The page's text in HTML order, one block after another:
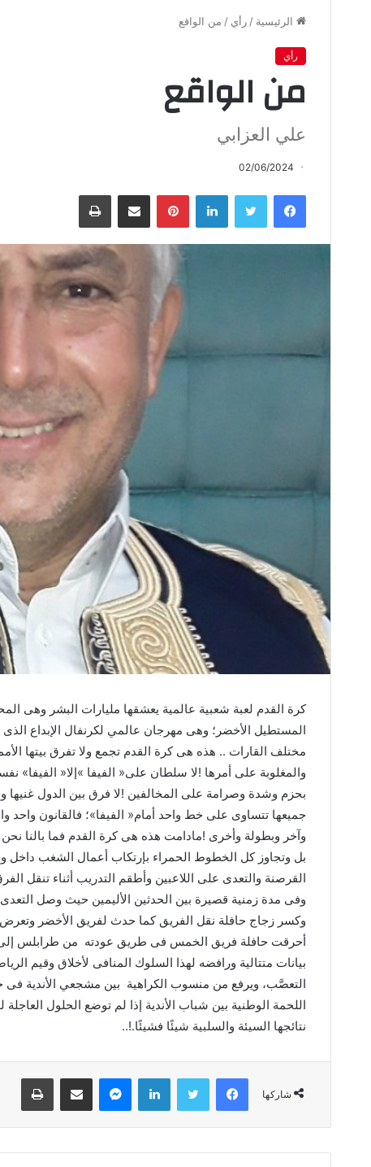
الرئيسية / رأي / من الواقع
رأي
من الواقع
علي العزابي
02/06/2024
فيسبوك تويتر لينكدإن بينتيريست مشاركة عبر البريد طباعة
‬أحرقت‭ ‬حافلة‭ ‬فريق‭ ‬الخمس‭ ‬فى‭ ‬طريق‭ ‬عودته‭
‬التعصَّب،‭ ‬ويرفع‭ ‬من‭ ‬منسوب‭ ‬الكراهية‭
‬نتائجها‭ ‬السيئة‭ ‬والسلبية‭ ‬شيئًا‭ ‬فشيئًا‭..!.‬
شاركها
فيسبوك تويتر لينكدإن ماسنجر مشاركة عبر البريد طباعة